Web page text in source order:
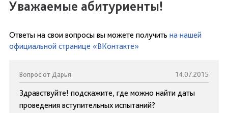
Уважаемые абитуриенты!
Ответы на свои вопросы вы можете получить на нашей
официальной странице «ВКонтакте»
Вопрос от Дарья 14.07.2015
Здравствуйте! подскажите, где можно найти даты
проведения вступительных испытаний?